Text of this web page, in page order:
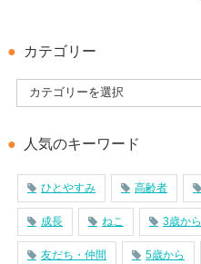
カテゴリー
人気のキーワード
ひとやすみ 高齢者
成長 ねこ 3歳から
友だち・仲間 5歳から